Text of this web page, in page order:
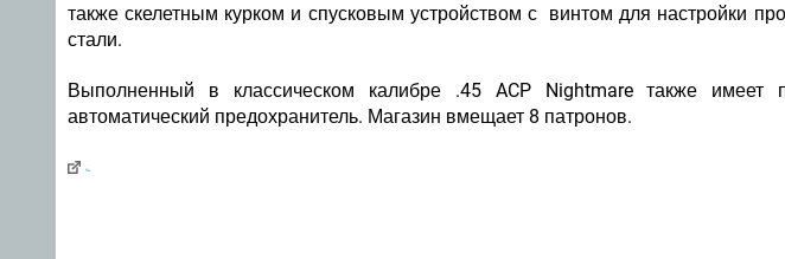
также скелетным курком и спусковым устройством с винтом для настройки
стали.
Выполненный в классическом калибре .45 ACP Nightmare также имеет
автоматический предохранитель. Магазин вмещает 8 патронов.